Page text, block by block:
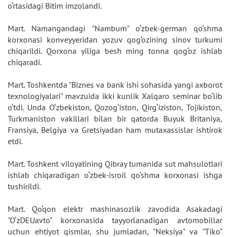
o‘rtasidagi Bitim imzolandi.
Mart. Namangandagi "Nambum" o‘zbek-german qo‘shma
korxonasi konveyyeridan yozuv qog‘ozining sinov turkumi
chiqarildi. Qorxona yiliga besh ming tonna qog‘oz ishlab
chiqaradi.
Mart. Toshkentda "Biznes va bank ishi sohasida yangi axborot
texnologiyalari" mavzuida ikki kunlik Xalqaro seminar bo‘lib
o‘tdi. Unda O‘zbekiston, Qozog‘iston, Qirg‘iziston, Tojikiston,
Turkmaniston vakillari bilan bir qatorda Buyuk Britaniya,
Fransiya, Belgiya va Gretsiyadan ham mutaxassislar ishtirok
etdi.
Mart. Toshkent viloyatining Qibray tumanida sut mahsulotlari
ishlab chiqaradigan o‘zbek-isroil qo‘shma korxonasi ishga
tushirildi.
Mart. Qo‘qon elektr mashinasozlik zavodida Asakadagi
"O‘zDEUavto" korxonasida tayyorlanadigan avtomobillar
uchun ehtiyot qismlar, shu jumladan, "Neksiya" va "Tiko"